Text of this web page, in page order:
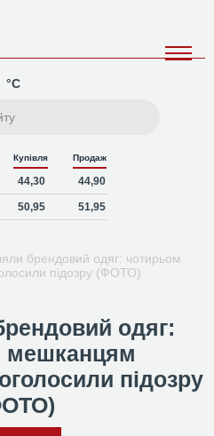
°C
Купівля Продаж
44,30 44,90
50,95 51,95
брендовий одяг: чотирьом
підозру (ФОТО)
одяг:
мешканцям
підозру